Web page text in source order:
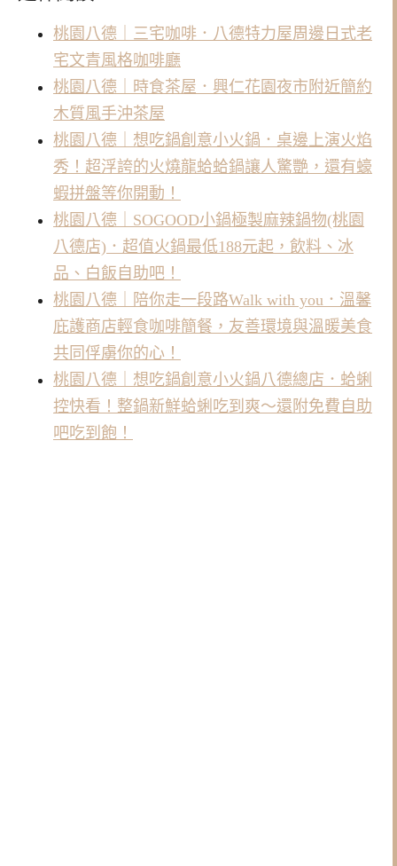
桃園八德｜三宅咖啡．八德特力屋周邊日式老
宅文青風格咖啡廳
桃園八德｜時食茶屋．興仁花園夜市附近簡約
木質風手沖茶屋
桃園八德｜想吃鍋創意小火鍋．桌邊上演火焰
秀！超浮誇的火燒龍蛤蛤鍋讓人驚艷，還有蠔
蝦拼盤等你開動！
桃園八德｜SOGOOD小鍋極製麻辣鍋物(桃園
八德店)．超值火鍋最低188元起，飲料、冰
品、白飯自助吧！
桃園八德｜陪你走一段路Walk with you．溫馨
庇護商店輕食咖啡簡餐，友善環境與溫暖美食
共同俘虜你的心！
桃園八德｜想吃鍋創意小火鍋八德總店．蛤蜊
控快看！整鍋新鮮蛤蜊吃到爽～還附免費自助
吧吃到飽！